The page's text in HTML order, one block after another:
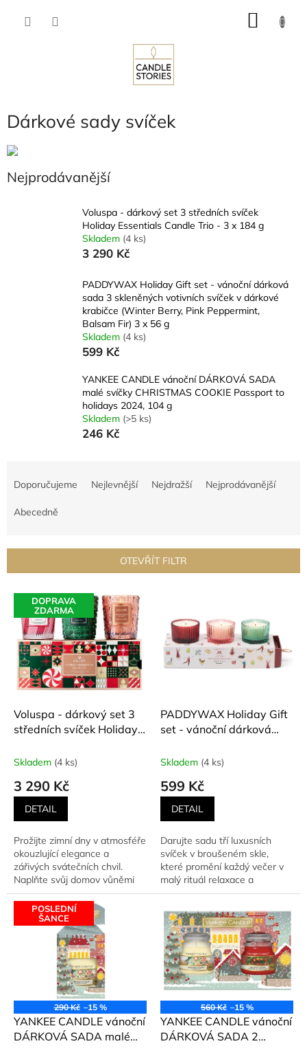
Dárkové sady svíček
Nejprodávanější
Voluspa - dárkový set 3 středních svíček
Holiday Essentials Candle Trio - 3 x 184 g
Skladem (4 ks)
3 290 Kč
PADDYWAX Holiday Gift set - vánoční dárková
sada 3 skleněných votivních svíček v dárkové
krabičce (Winter Berry, Pink Peppermint,
Balsam Fir) 3 x 56 g
Skladem (4 ks)
599 Kč
YANKEE CANDLE vánoční DÁRKOVÁ SADA
malé svíčky CHRISTMAS COOKIE Passport to
holidays 2024, 104 g
Skladem (>5 ks)
246 Kč
r
u
Doporučujeme Nejlevnější Nejdražší Nejprodávanější
Abecedně
OTEVŘÍT FILTR
V
p
d
DOPRAVA
ZDARMA
Voluspa - dárkový set 3
středních svíček Holiday
x 184 g
Skladem (4 ks)
3 290 Kč
DETAIL
Prožijte zimní dny v atmosféře
okouzlující elegance a
zářivých svátečních chvil.
Naplňte svůj domov vůněmi
Vánoc, které ladí s...
PADDYWAX Holiday Gift
set - vánoční dárková
votivních svíček v
Berry, Pink Peppermint,
Balsam Fir) 3 x 56 g
Skladem (4 ks)
599 Kč
DETAIL
Darujte sadu tří luxusních
svíček v broušeném skle,
které promění každý večer v
malý rituál relaxace a
romantiky. Každá svíčka...
POSLEDNÍ
ŠANCE
290 Kč –15 %
YANKEE CANDLE vánoční
DÁRKOVÁ SADA malé
560 Kč –15 %
YANKEE CANDLE vánoční
DÁRKOVÁ SADA 2